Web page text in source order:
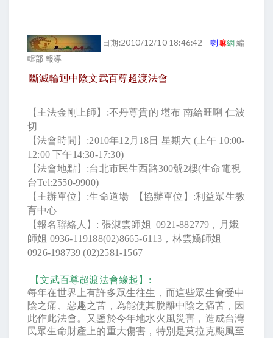
日期:2010/12/10 18:46:42喇嘛網編
輯部 報導
斷滅輪迴中陰文武百尊超渡法會
【主法金剛上師】 :不丹尊貴的 堪布 南給旺唎 仁波
切
【法會時間】 :2010年12 月 18日 星期六 (上午 10:00-
12:00下午14:30-17:30)
【法會地點】 :台北市民生西路300號2樓(生命電視
台Tel:2550-9900)
【主辦單位】 :生命道場 【協辦單位】 :利益眾生教
育中心
【報名聯絡人】 : 張淑雲師姐 0921-882779 ，月娥
師姐 0936-119188(02)8665-6113 ，林雲嬌師姐
0926-198739 (02)2581-1567
【文武百尊超渡法會緣起】 :
每年在世界上有許多眾生往生，而這些眾生會受中
陰之痛、惡趣之苦，為能使其脫離中陰之痛苦，因
此作此法會。又鑒於今年地水火風災害，造成台灣
民眾生命財產上的重大傷害，特別是莫拉克颱風至